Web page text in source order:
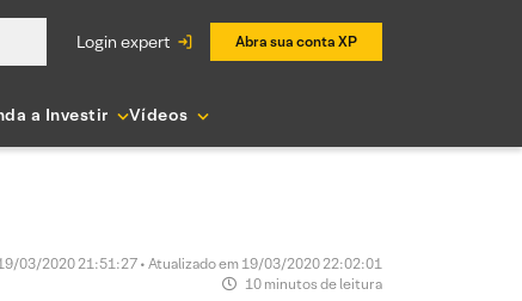
login expert Abra sua conta XP
a Investir Vídeos
03/2020 21:51:27 • Atualizado em 19/03/2020 22:02:01
10 minutos de leitura